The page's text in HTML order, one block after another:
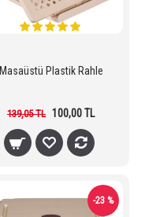
Masaüstü Plastik Rahle
139,05 TL 100,00 TL
-23 %